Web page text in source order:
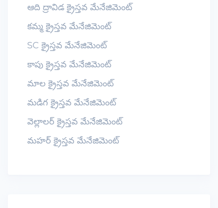
ఆది ద్రావిడ క్రైస్తవ మేనేజిమెంట్
కమ్మ క్రైస్తవ మేనేజిమెంట్
SC క్రైస్తవ మేనేజిమెంట్
కాపు క్రైస్తవ మేనేజిమెంట్
మాల క్రైస్తవ మేనేజిమెంట్
మడిగ క్రైస్తవ మేనేజిమెంట్
వెల్లాలర్ క్రైస్తవ మేనేజిమెంట్
మహర్ క్రైస్తవ మేనేజిమెంట్